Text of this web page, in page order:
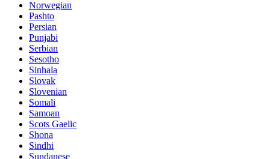
Norwegian
Pashto
Persian
Punjabi
Serbian
Sesotho
Sinhala
Slovak
Slovenian
Somali
Samoan
Scots Gaelic
Shona
Sindhi
Sundanese